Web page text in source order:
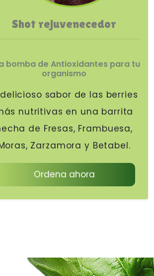
Shot rejuvenecedor
bomba de Antioxidantes para tu
organismo
delicioso sabor de las berries
nutritivas en una barrita
de Fresas, Frambuesa,
Zarzamora y Betabel.
Ordena ahora